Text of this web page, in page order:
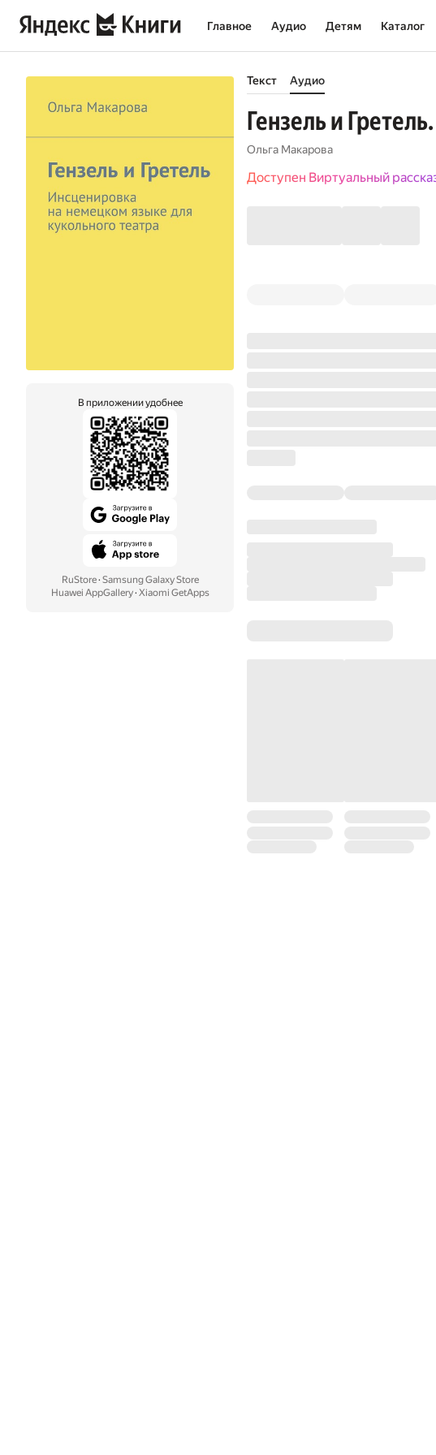
Главное Аудио Детям Каталог
В приложении удобнее
RuStore· Samsung Galaxy Store
Huawei AppGallery· Xiaomi GetApps
Текст Аудио
Гензель и
Ольга Макарова
Доступен Виртуальный